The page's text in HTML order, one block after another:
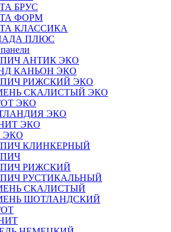
БРУС
ФОРМ
КЛАССИКА
ПЛЮС
АНТИК ЭКО
КАНЬОН ЭКО
РИЖСКИЙ ЭКО
СКАЛИСТЫЙ ЭКО
ЭКО
ЭКО
ЭКО
ЭКО
КЛИНКЕРНЫЙ
РИЖСКИЙ
РУСТИКАЛЬНЫЙ
СКАЛИСТЫЙ
ШОТЛАНДСКИЙ